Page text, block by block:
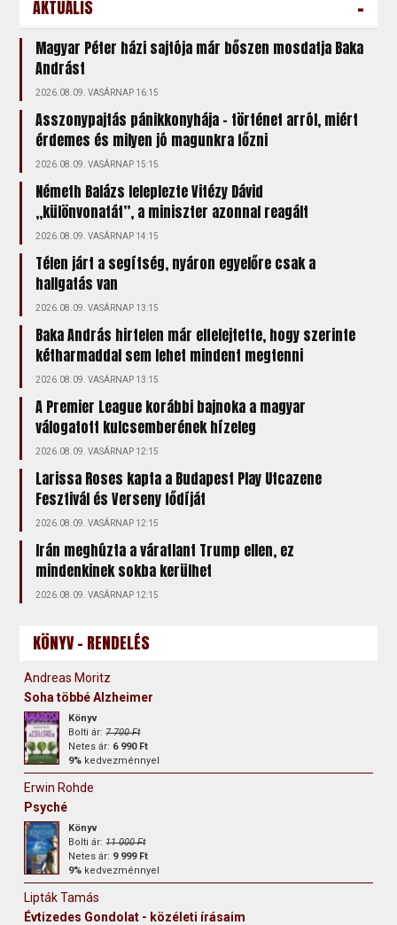
AKTUÁLIS -
Magyar Péter házi sajtója már bőszen mosdatja Baka
Andrást
2026.08.09. VASÁRNAP 16:15
Asszonypajtás pánikkonyhája – történet arról, miért
érdemes és milyen jó magunkra főzni
2026.08.09. VASÁRNAP 15:15
Németh Balázs leleplezte Vitézy Dávid
„különvonatát”, a miniszter azonnal reagált
2026.08.09. VASÁRNAP 14:15
Télen járt a segítség, nyáron egyelőre csak a
hallgatás van
2026.08.09. VASÁRNAP 13:15
Baka András hirtelen már elfelejtette, hogy szerinte
kétharmaddal sem lehet mindent megtenni
2026.08.09. VASÁRNAP 13:15
A Premier League korábbi bajnoka a magyar
válogatott kulcsemberének hízeleg
2026.08.09. VASÁRNAP 12:15
Larissa Roses kapta a Budapest Play Utcazene
Fesztivál és Verseny fődíját
2026.08.09. VASÁRNAP 12:15
Irán meghúzta a váratlant Trump ellen, ez
mindenkinek sokba kerülhet
2026.08.09. VASÁRNAP 12:15
KÖNYV - RENDELÉS
Andreas Moritz
Soha többé Alzheimer
Könyv
Bolti ár:7 700 Ft
Netes ár: 6 990 Ft
9% kedvezménnyel
Erwin Rohde
Psyché
Könyv
Bolti ár:11 000 Ft
Netes ár: 9 999 Ft
9% kedvezménnyel
Lipták Tamás
Évtizedes Gondolat - közéleti írásaim